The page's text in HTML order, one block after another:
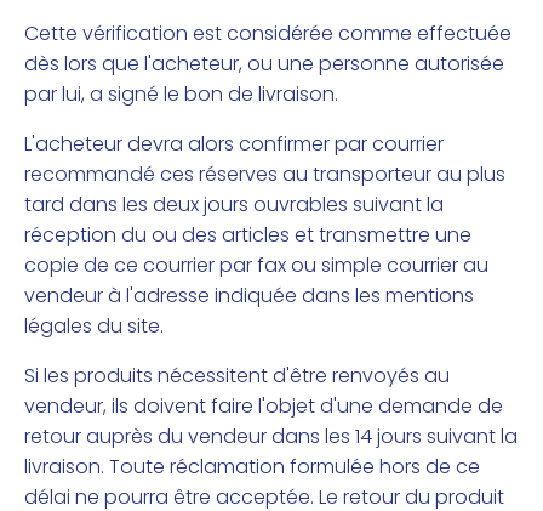
Cette vérification est considérée comme effectuée
dès lors que l'acheteur, ou une personne autorisée
par lui, a signé le bon de livraison.
L'acheteur devra alors confirmer par courrier
recommandé ces réserves au transporteur au plus
tard dans les deux jours ouvrables suivant la
réception du ou des articles et transmettre une
copie de ce courrier par fax ou simple courrier au
vendeur à l'adresse indiquée dans les mentions
légales du site.
Si les produits nécessitent d'être renvoyés au
vendeur, ils doivent faire l'objet d'une demande de
retour auprès du vendeur dans les 14 jours suivant la
livraison. Toute réclamation formulée hors de ce
délai ne pourra être acceptée. Le retour du produit